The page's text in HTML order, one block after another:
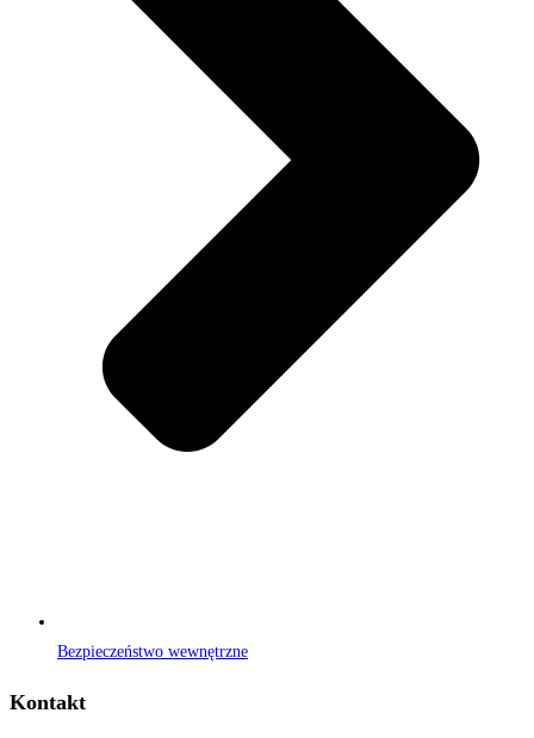
Bezpieczeństwo wewnętrzne
Kontakt